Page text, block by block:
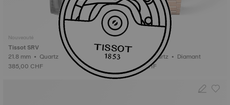
Nouveauté
Tissot SRV
21.8 mm • Quartz
385,00 CHF
Tissot PRX
25 mm • Quartz • Diamant
475,00 CHF